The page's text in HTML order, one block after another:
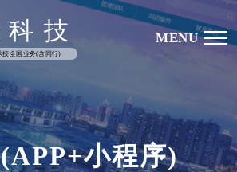
科 技
接全国业务(含同行)
MENU
小程序)